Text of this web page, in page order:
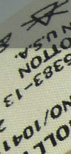
content